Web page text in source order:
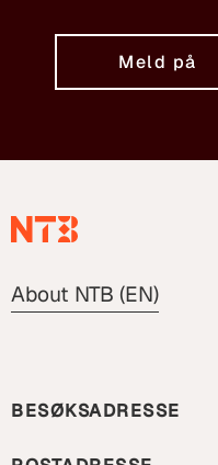
Meld på
About NTB (EN)
BESØKSADRESSE